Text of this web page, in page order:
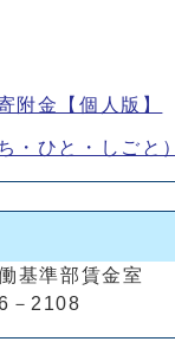
附金【個人版】
・ひと・しごと）
基準部賃金室
－2108